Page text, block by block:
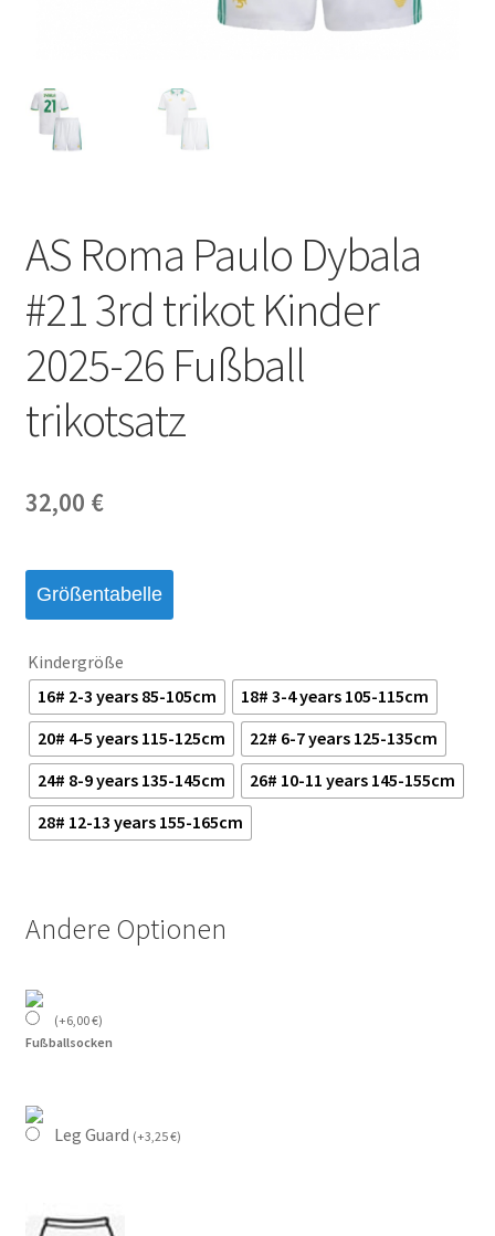
AS Roma Paulo Dybala
#21 3rd trikot Kinder
2025-26 Fußball
trikotsatz
32,00 €
Größentabelle
Kindergröße
16# 2-3 years 85-105cm
18# 3-4 years 105-115cm
20# 4-5 years 115-125cm
22# 6-7 years 125-135cm
24# 8-9 years 135-145cm
26# 10-11 years 145-155cm
28# 12-13 years 155-165cm
Andere Optionen
(+6,00€)
Fußballsocken
Leg Guard (+3,25€)